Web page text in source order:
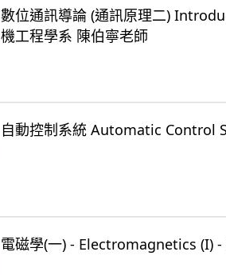
數位通訊導論 (通訊原理二)
機工程學系 陳伯寧老師
自動控制系統 Automatic Control
電磁學(一) - Electromagnetics (I)